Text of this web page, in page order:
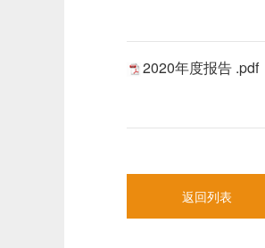
2020年度报告 .pdf
返回列表